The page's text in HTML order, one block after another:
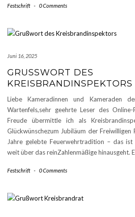
Festschrift - 0 Comments
Juni 16, 2025
GRUSSWORT DES K
REISBRANDINSPEKTORS
Liebe Kameradinnen und Kameraden
Wartenfels,sehr geehrte Leser des
Freude übermittle ich als
Glückwünschezum Jubiläum der
Jahre gelebte Feuerwehrtradition – das
weit über das reinZahlenmäßige hinausgeht.
Festschrift - 0 Comments